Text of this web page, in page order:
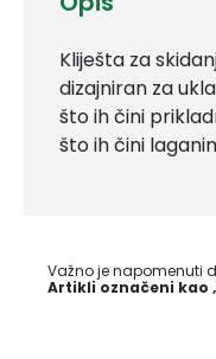
Kliješta za
dizajniran za
što ih čini
što ih čini
Važno je napomenuti
Artikli označeni kao